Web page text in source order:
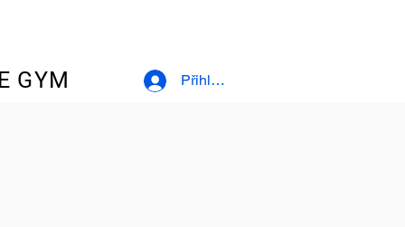
GYM Přihlásit se